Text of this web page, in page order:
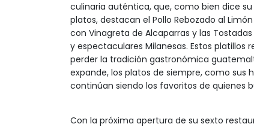
culinaria auténtica, que, como bien dice su
platos, destacan el Pollo Rebozado al
con Vinagreta de Alcaparras y las
y espectaculares Milanesas. Estos
perder la tradición gastronómica
expande, los platos de siempre, como sus
continúan siendo los favoritos de quienes
Con la próxima apertura de su sexto